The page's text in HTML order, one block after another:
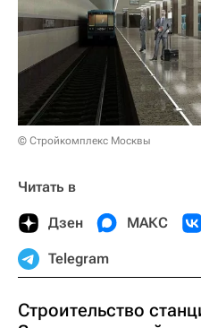
© Стройкомплекс Москвы
Читать в
Дзен МАКС
Telegram
Строительство